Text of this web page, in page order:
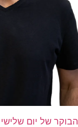
הבוקר של יום שלישי